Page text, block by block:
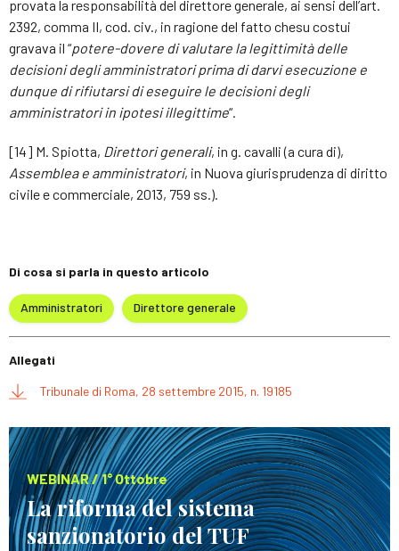
provata la responsabilità del direttore generale, ai sensi dell’art.
2392, comma II, cod. civ., in ragione del fatto chesu costui
gravava il “potere-dovere di valutare la legittimità delle
decisioni degli amministratori prima di darvi esecuzione e
dunque di rifiutarsi di eseguire le decisioni degli
amministratori in ipotesi illegittime“.
[14] M. Spiotta, Direttori generali, in g. cavalli (a cura di),
Assemblea e amministratori, in Nuova giurisprudenza di diritto
civile e commerciale, 2013, 759 ss.).
Di cosa si parla in questo articolo
Amministratori Direttore generale
Allegati
Tribunale di Roma, 28 settembre 2015, n. 19185
WEBINAR / 1° Ottobre
La riforma del sistema
sanzionatorio del TUF